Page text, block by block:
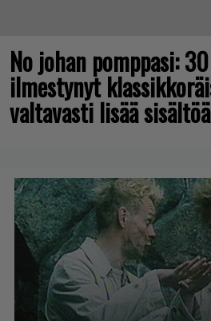
No johan pomppasi:
ilmestynyt
valtavasti lisää sisältöä